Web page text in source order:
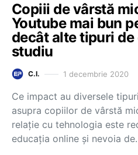
Copiii de vârstă
Youtube mai bun
decât alte tipuri
studiu
C.I. 1 decembrie 2020
Ce impact au diversele
asupra copiilor de vârstă
relație cu tehnologia este
educația online și nevoia